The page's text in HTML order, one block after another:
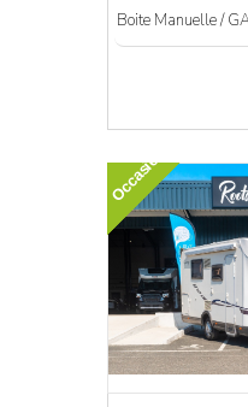
Boite Manuelle /
Occasion